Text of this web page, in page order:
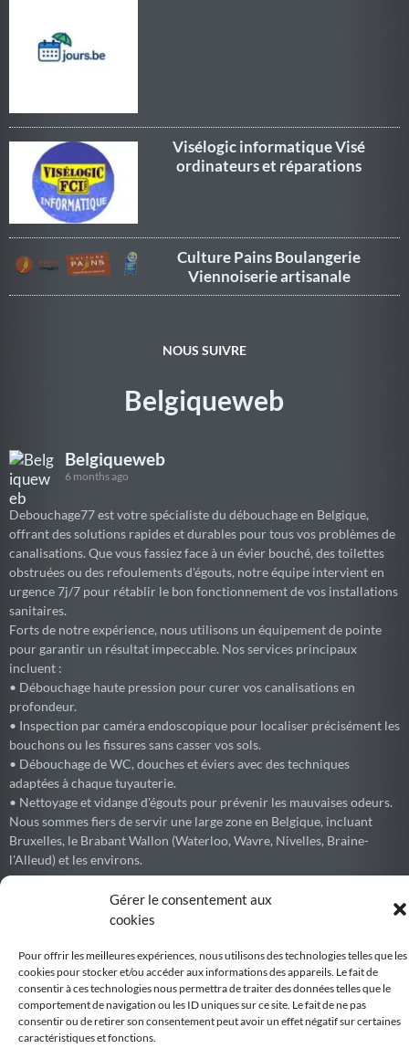
Gérer le consentement aux
cookies
Pour offrir les meilleures expériences, nous utilisons des technologies telles que les
cookies pour stocker et/ou accéder aux informations des appareils. Le fait de
consentir à ces technologies nous permettra de traiter des données telles que le
comportement de navigation ou les ID uniques sur ce site. Le fait de ne pas
consentir ou de retirer son consentement peut avoir un effet négatif sur certaines
caractéristiques et fonctions.
Visélogic informatique Visé
ordinateurs et réparations
Culture Pains Boulangerie
Viennoiserie artisanale
NOUS SUIVRE
Belgiqueweb
Belgiqueweb
6 months ago
Debouchage77 est votre spécialiste du débouchage en Belgique,
offrant des solutions rapides et durables pour tous vos problèmes de
canalisations. Que vous fassiez face à un évier bouché, des toilettes
obstruées ou des refoulements d'égouts, notre équipe intervient en
urgence 7j/7 pour rétablir le bon fonctionnement de vos installations
sanitaires.
Forts de notre expérience, nous utilisons un équipement de pointe
pour garantir un résultat impeccable. Nos services principaux
incluent :
• Débouchage haute pression pour curer vos canalisations en
profondeur.
• Inspection par caméra endoscopique pour localiser précisément les
bouchons ou les fissures sans casser vos sols.
• Débouchage de WC, douches et éviers avec des techniques
adaptées à chaque tuyauterie.
• Nettoyage et vidange d'égouts pour prévenir les mauvaises odeurs.
Nous sommes fiers de servir une large zone en Belgique, incluant
Bruxelles, le Brabant Wallon (Waterloo, Wavre, Nivelles, Braine-
l'Alleud) et les environs.
Débouchage express de canalisations et égouts partout en Belgique.
Voir sur Facebook
Belgiqueweb
Développement par WEBNC, We Boost your NetCom